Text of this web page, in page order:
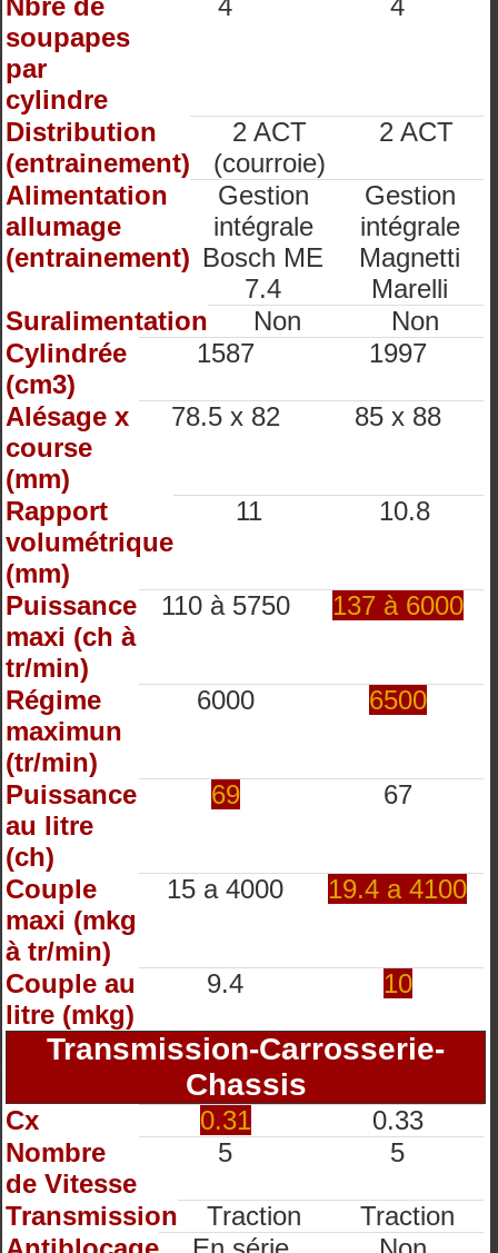
Nbre de
soupapes
par
cylindre
4 4
Distribution
(entrainement)
2 ACT
(courroie)
2 ACT
Alimentation
allumage
(entrainement)
Gestion
intégrale
Bosch ME
7.4
Gestion
intégrale
Magnetti
Marelli
Suralimentation
Non
Non
Cylindrée
(cm3)
1587 1997
Alésage x
course
(mm)
78.5 x 82 85 x 88
Rapport
volumétrique
(mm)
11 10.8
Puissance
maxi (ch à
tr/min)
110 à 5750 137 à 6000
Régime
maximun
(tr/min)
6000 6500
Puissance
au litre
(ch)
69 67
Couple
maxi (mkg
à tr/min)
15 a 4000 19.4 a 4100
Couple au
litre (mkg)
9.4 10
Transmission-Carrosserie-
Chassis
Cx 0.31
0.33
Nombre
de Vitesse
5 5
Transmission Traction
Traction